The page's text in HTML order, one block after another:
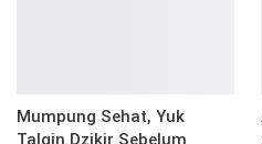
Mumpung Sehat, Yuk